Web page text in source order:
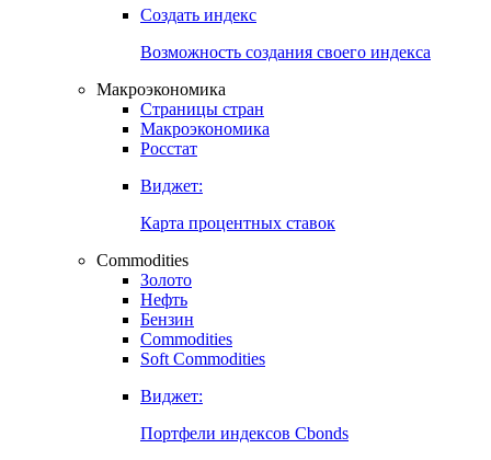
Курсы валют Центральных Банков
Ставки центральных банков
Создать индекс
Возможность создания своего индекса
Страницы стран
Росстат
Виджет:
Карта процентных ставок
Commodities
Золото
Бензин
Soft Commodities